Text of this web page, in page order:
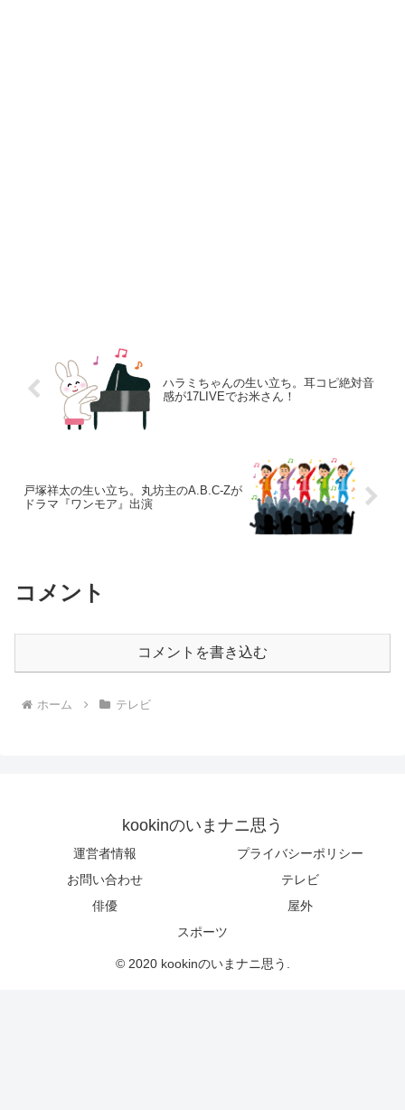
ハラミちゃんの生い立ち。耳コピ絶対音
感が17LIVEでお米さん！
戸塚祥太の生い立ち。丸坊主のA.B.C-Zが
ドラマ『ワンモア』出演
コメント
コメントを書き込む
ホーム テレビ
kookinのいまナニ思う
運営者情報
プライバシーポリシー
お問い合わせ
テレビ
俳優
屋外
スポーツ
© 2020 kookinのいまナニ思う.